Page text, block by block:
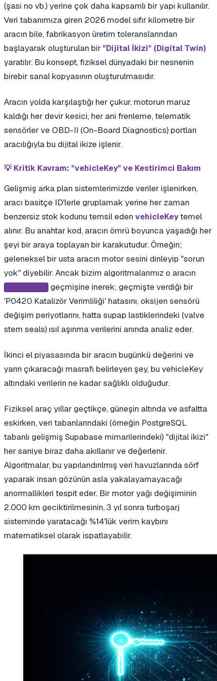
(şasi no vb.) yerine çok daha kapsamlı bir yapı kullanılır.
Veri tabanımıza giren 2026 model sıfır kilometre bir
aracın bile, fabrikasyon üretim toleranslarından
başlayarak oluşturulan bir "Dijital İkizi" (Digital Twin)
yaratılır. Bu konsept, fiziksel dünyadaki bir nesnenin
birebir sanal kopyasının oluşturulmasıdır.
Aracın yolda karşılaştığı her çukur, motorun maruz
kaldığı her devir kesici, her ani frenleme, telematik
sensörler ve OBD-II (On-Board Diagnostics) portları
aracılığıyla bu dijital ikize işlenir.
💡 Kritik Kavram: "vehicleKey" ve Kestirimci Bakım
Gelişmiş arka plan sistemlerimizde veriler işlenirken,
aracı basitçe ID'lerle gruplamak yerine her zaman
benzersiz stok kodunu temsil eden vehicleKeytemel
alınır. Bu anahtar kod, aracın ömrü boyunca yaşadığı her
şeyi bir araya toplayan bir karakutudur. Örneğin;
geleneksel bir usta aracın motor sesini dinleyip "sorun
yok" diyebilir. Ancak bizim algoritmalarımız o aracın
geçmişine inerek; geçmişte verdiği bir
'P0420 Katalizör Verimliliği' hatasını, oksijen sensörü
değişim periyotlarını, hatta supap lastiklerindeki (valve
stem seals) ısıl aşınma verilerini anında analiz eder.
İkinci el piyasasında bir aracın bugünkü değerini ve
yarın çıkaracağı masrafı belirleyen şey, bu vehicleKey
altındaki verilerin ne kadar sağlıklı olduğudur.
Fiziksel araç yıllar geçtikçe, güneşin altında ve asfaltta
eskirken, veri tabanlarındaki (örneğin PostgreSQL
tabanlı gelişmiş Supabase mimarilerindeki) "dijital ikizi"
her saniye biraz daha akıllanır ve değerlenir.
Algoritmalar, bu yapılandırılmış veri havuzlarında sörf
yaparak insan gözünün asla yakalayamayacağı
anormallikleri tespit eder. Bir motor yağı değişiminin
2.000 km geciktirilmesinin, 3 yıl sonra turboşarj
sisteminde yaratacağı %14'lük verim kaybını
matematiksel olarak ispatlayabilir.